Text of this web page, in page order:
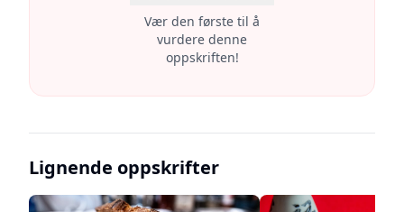
Vær den første til å
vurdere denne
oppskriften!
Lignende oppskrifter